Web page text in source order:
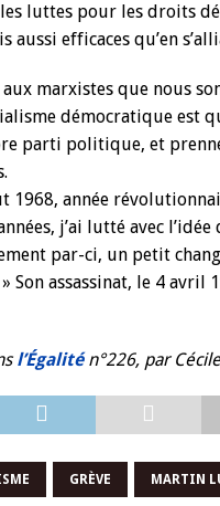
luttes pour les droits
aussi efficaces qu’en
marxistes que nous
démocratique est
parti politique, et
1968, année
j’ai lutté avec
par-ci, un petit
Son assassinat, le 4 avril
l’Égalitén°226, par
GRÈVE MARTIN